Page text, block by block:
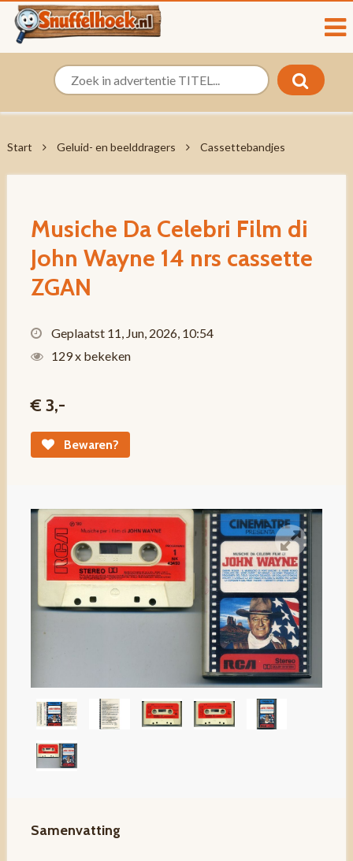
Start Geluid- en beelddragers Cassettebandjes
Musiche Da Celebri Film di
John Wayne 14 nrs cassette
ZGAN
Geplaatst 11, Jun, 2026, 10:54
129 x bekeken
€ 3,-
Bewaren?
Samenvatting